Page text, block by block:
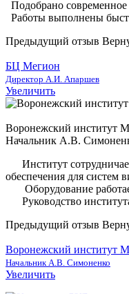
Подобрано современное
Работы выполнены
Предыдущий отзыв
БЦ Мегион
Директор А.И. Апаршев
Увеличить
Воронежский институт
Начальник А.В.
Институт
обеспечения для систем
Оборудование
Руководство
Предыдущий отзыв
Воронежский институт
Начальник А.В. Симоненко
Увеличить